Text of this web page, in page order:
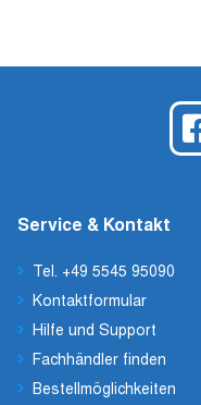
Service & Kontakt
Tel. +49 5545 95090
Kontaktformular
Hilfe und Support
Fachhändler finden
Bestellmöglichkeiten